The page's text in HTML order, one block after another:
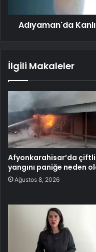
Adıyaman'da
İlgili Makaleler
Afyonkarahisar’da
yangını paniğe neden
Ağustos 8, 2026